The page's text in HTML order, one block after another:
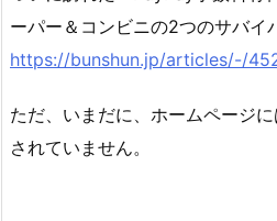
ーパー＆コンビニの2つのサバイ
https://bunshun.jp/articles/-/
ただ、いまだに、ホームページ
されていません。